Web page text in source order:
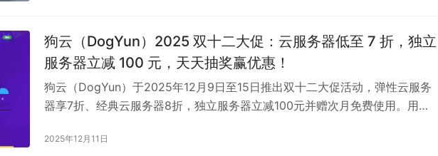
专线支持。实际选购应通过晚高峰时段的测试IP进行延迟、丢包率及路由验
证，避免被“伪CN2”误导。此外，原生IP主要用于流媒体解锁等特定场景，非
必要不建议额外付费。综合性价比、线路质量与服务保障，HostKVM、
tmhHost、丽萨主机等商家覆盖不同预算需求，而DMIT、CubeCloud则适合
对性能要求极高的企业用户。
狗云（DogYun）2025 双十二大促：云服务器低至 7 折，独立
服务器立减 100 元，天天抽奖赢优惠！
狗云（DogYun）于2025年12月9日至15日推出双十二大促活动，弹性云服务
器享7折、经典云服务器8折，独立服务器立减100元并赠次月免费使用。用户
券。活动期间充值每满100元返10元，上不封顶。狗云提供KVM架构、
2025年12月11日